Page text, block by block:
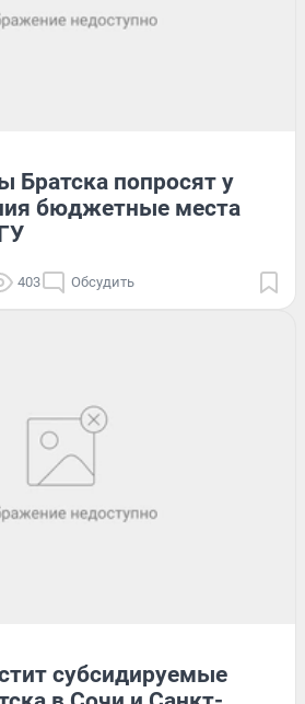
Братска попросят у
бюджетные места
403 Обсудить
субсидируемые